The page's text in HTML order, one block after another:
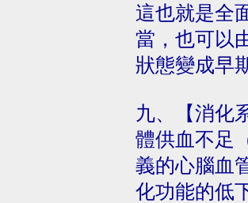
這也就是全
當，也可以
狀態變成早
九、【消化
體供血不足
義的心腦血
化功能的低